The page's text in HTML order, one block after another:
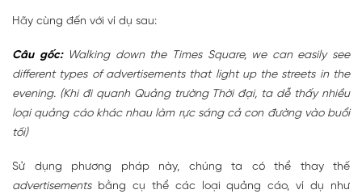
Hãy cùng đến với ví dụ sau:
Câu gốc:
Walking down the Times Square, we can easily see
different types of advertisements that light up the streets in the
evening. (Khi đi quanh Quảng trường Thời đại, ta dễ thấy nhiều
loại quảng cáo khác nhau làm rực sáng cả con đường vào buổi
tối)
Sử dụng phương pháp này, chúng ta có thể thay thế
advertisementsbằng cụ thể các loại quảng cáo, ví dụ như